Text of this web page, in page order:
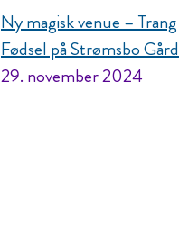
Ny magisk venue – Trang
Fødsel på Strømsbo Gård
29. november 2024